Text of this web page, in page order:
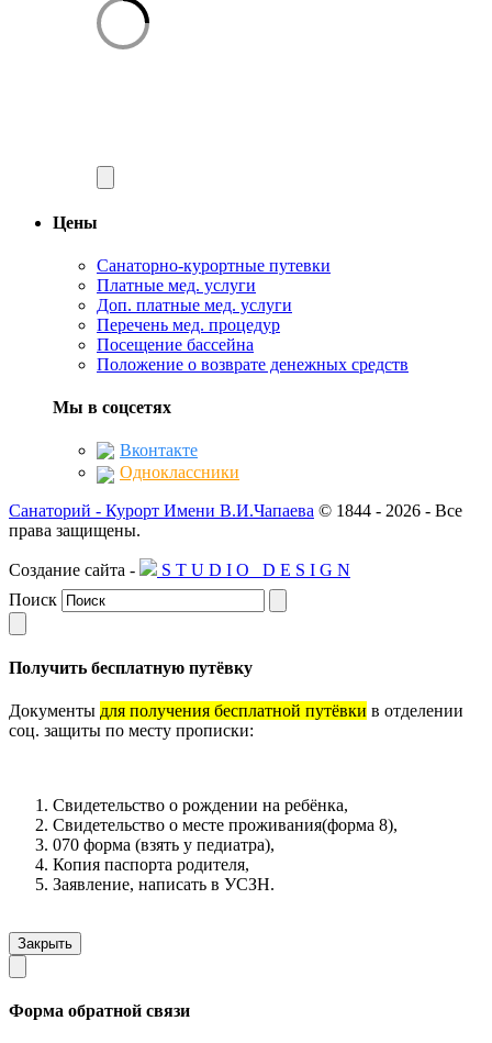
Цены
Санаторно-курортные путевки
Платные мед. услуги
Доп. платные мед. услуги
Перечень мед. процедур
Посещение бассейна
Положение о возврате денежных средств
Мы в соцсетях
Вконтакте
Одноклассники
Санаторий - Курорт Имени В.И.Чапаева © 1844 - 2026 - Все
права защищены.
Создание сайта - S T U D I O D E S I G N
Поиск
Получить бесплатную путёвку
Документы для получения бесплатной путёвки в отделении
соц. защиты по месту прописки:
Свидетельство о рождении на ребёнка,
Свидетельство о месте проживания(форма 8),
070 форма (взять у педиатра),
Копия паспорта родителя,
Заявление, написать в УСЗН.
Закрыть
Форма обратной связи